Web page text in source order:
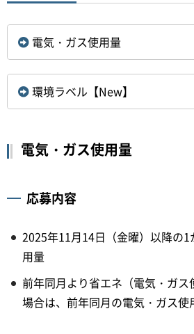
電気・ガス使用量
環境ラベル【New】
電気・ガス使用量
応募内容
2025年11月14日（金曜）以降の
用量
前年同月より省エネ（電気・ガ
場合は、前年同月の電気・ガス使